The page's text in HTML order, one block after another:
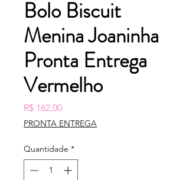
Bolo Biscuit
Menina Joaninha
Pronta Entrega
Vermelho
R$ 162,00Preço
PRONTA ENTREGA
Quantidade *